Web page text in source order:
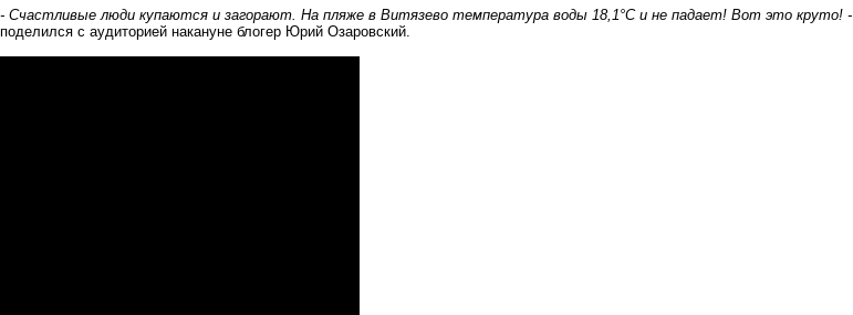
- Счастливые люди купаются и загорают. На пляже в Витязево температура воды 18,1°С и не падает! Вот это круто! -
поделился с аудиторией накануне блогер Юрий Озаровский.